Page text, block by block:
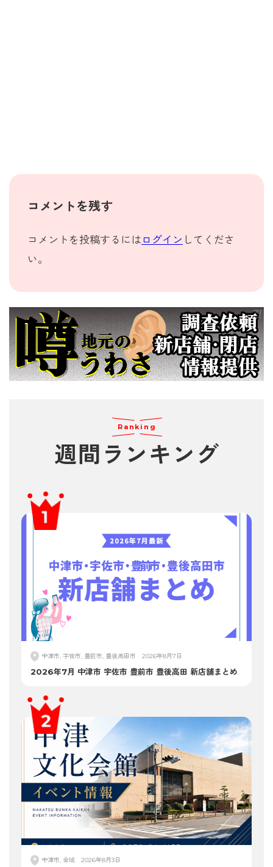
コメントを残す
コメントを投稿するには ログイン してくださ
い。
Ranking
週間 ランキング
中津市, 宇佐市, 豊前市, 豊後高田市 2026年8月7日
2026年7月 中津市 宇佐市 豊前市 豊後高田 新店舗まとめ
中津市, 全域 2026年8月3日